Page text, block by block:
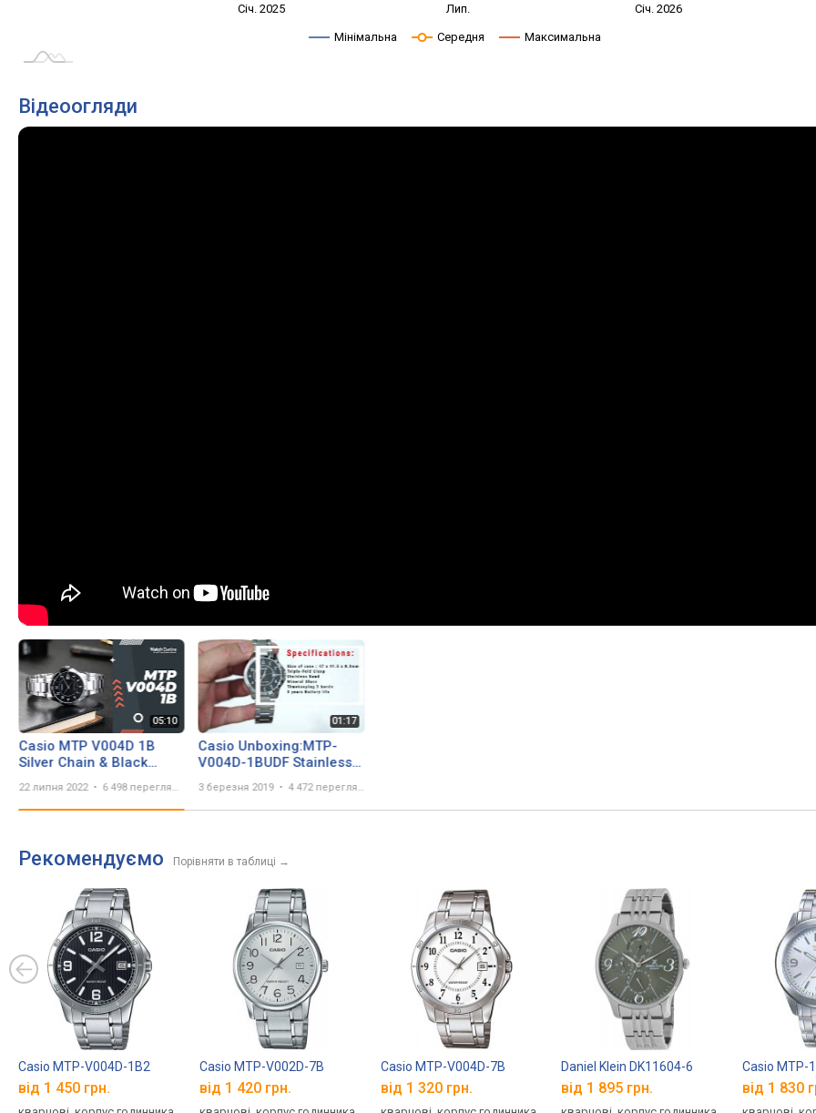
Січ. 2025 Лип. Січ. 2026
Мінімальна Середня Максимальна
Відеоогляди
Casio MTP V004D 1B
Silver Chain & Black
Analog Quartz Watch
Review
22 липня 2022 6 498 переглядів
Casio Unboxing:MTP-
V004D-1BUDF Stainless
3 березня 2019 4 472 перегляда
Рекомендуємо Порівняти в таблиці →
Casio MTP-V004D-1B2
від 1 450 грн.
Casio MTP-V002D-7B
від 1 420 грн.
Casio MTP-V004D-7B
від 1 320 грн.
Daniel Klein DK11604-6
від 1 895 грн.
Casio MTP-
від 1 830